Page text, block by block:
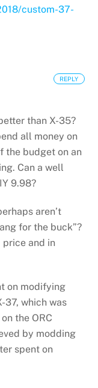
custom-37-
than X-35?
all money on
the budget on an
Can a well
9.98?
aren’t
for the buck”?
and in
on modifying
37, which was
the ORC
by modding
spent on
REPLY